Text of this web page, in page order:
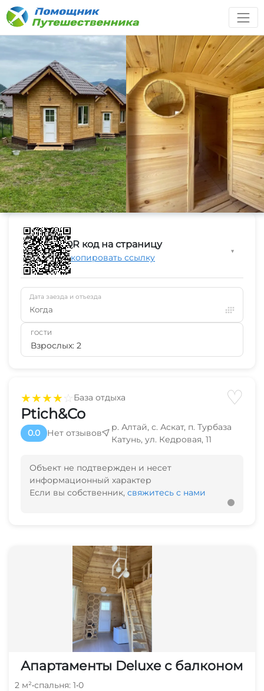
★★★★☆База отдыха ♡
Ptich&Co
0.0 Нет отзывов
р. Алтай, с. Аскат, п. Турбаза
Катунь, ул. Кедровая, 11
Объект не подтвержден и несет
информационный характер
Если вы собственник, свяжитесь с нами
Апартаменты Deluxe с балконом
2 м²•спальня: 1•0
QR код на страницу
Скопировать ссылку
▼
Дата заезда и отъезда
Когда
ГОСТИ
Взрослых: 2